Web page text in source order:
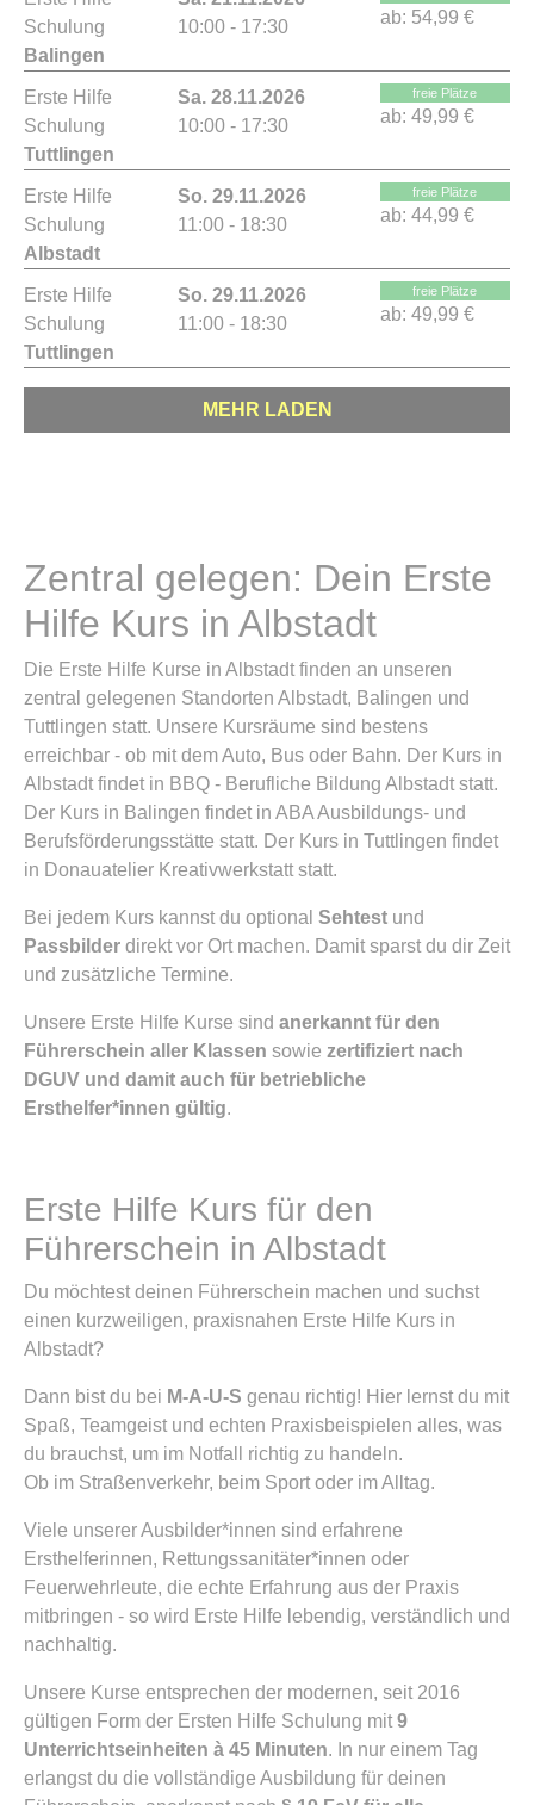
Schulung
Balingen
10:00 - 17:30
ab: 54,99 €
Erste Hilfe
Schulung
Tuttlingen
Sa. 28.11.2026
10:00 - 17:30
freie Plätze
ab: 49,99 €
Erste Hilfe
Schulung
Albstadt
So. 29.11.2026
11:00 - 18:30
freie Plätze
ab: 44,99 €
Erste Hilfe
Schulung
Tuttlingen
So. 29.11.2026
11:00 - 18:30
freie Plätze
ab: 49,99 €
MEHR LADEN
Zentral gelegen: Dein Erste
Hilfe Kurs in Albstadt
Die Erste Hilfe Kurse in Albstadt finden an unseren
zentral gelegenen Standorten Albstadt, Balingen und
Tuttlingen statt. Unsere Kursräume sind bestens
erreichbar - ob mit dem Auto, Bus oder Bahn. Der Kurs in
Albstadt findet in BBQ - Berufliche Bildung Albstadt statt.
Der Kurs in Balingen findet in ABA Ausbildungs- und
Berufsförderungsstätte statt. Der Kurs in Tuttlingen findet
in Donauatelier Kreativwerkstatt statt.
Bei jedem Kurs kannst du optional Sehtest und
Passbilder direkt vor Ort machen. Damit sparst du dir Zeit
und zusätzliche Termine.
Unsere Erste Hilfe Kurse sind anerkannt für den
Führerschein aller Klassen sowie zertifiziert nach
DGUV und damit auch für betriebliche
Ersthelfer*innen gültig.
Erste Hilfe Kurs für den
Führerschein in Albstadt
Du möchtest deinen Führerschein machen und suchst
einen kurzweiligen, praxisnahen Erste Hilfe Kurs in
Albstadt?
Dann bist du bei M-A-U-S genau richtig! Hier lernst du mit
Spaß, Teamgeist und echten Praxisbeispielen alles, was
du brauchst, um im Notfall richtig zu handeln.
Ob im Straßenverkehr, beim Sport oder im Alltag.
Viele unserer Ausbilder*innen sind erfahrene
Ersthelferinnen, Rettungssanitäter*innen oder
Feuerwehrleute, die echte Erfahrung aus der Praxis
mitbringen - so wird Erste Hilfe lebendig, verständlich und
nachhaltig.
Unsere Kurse entsprechen der modernen, seit 2016
gültigen Form der Ersten Hilfe Schulung mit 9
Unterrichtseinheiten à 45 Minuten. In nur einem Tag
erlangst du die vollständige Ausbildung für deinen